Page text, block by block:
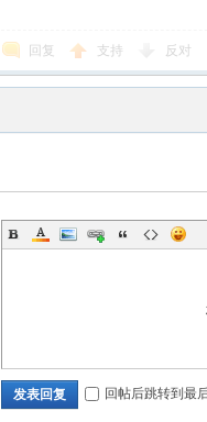
回复 支持 反对
发表回复 回帖后跳转到最